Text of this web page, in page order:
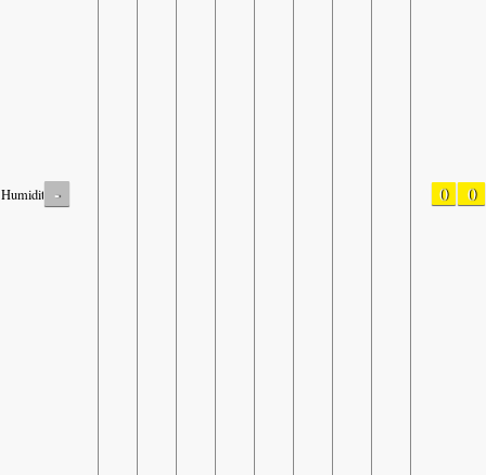
Humidity - 0 0